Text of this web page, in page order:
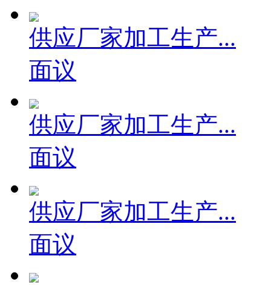
供应厂家加工生产...
面议
供应厂家加工生产...
面议
供应厂家加工生产...
面议